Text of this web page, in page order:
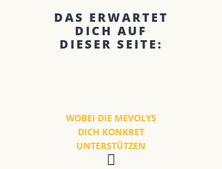
DAS ERWARTET
DICH AUF
DIESER SEITE:
WOBEI DIE MEVOLYS
DICH KONKRET
UNTERSTÜTZEN